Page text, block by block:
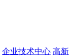
企业技术中心 高新